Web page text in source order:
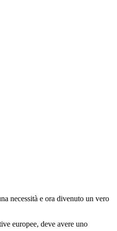
necessità e ora divenuto un vero
europee, deve avere uno